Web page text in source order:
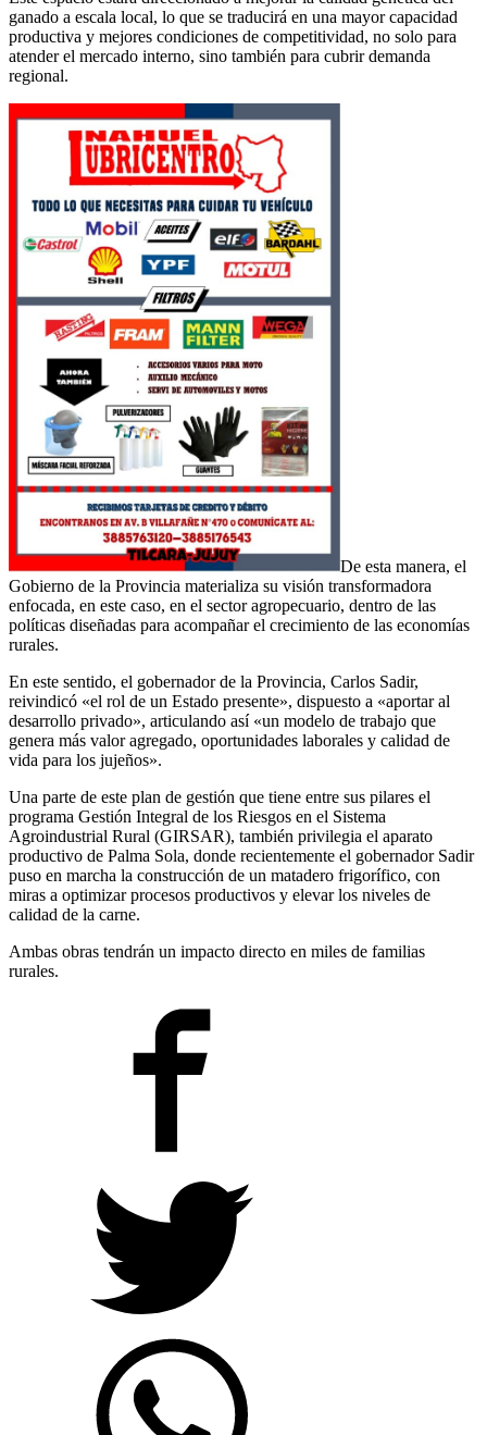
ganado a escala local, lo que se traducirá en una mayor capacidad
productiva y mejores condiciones de competitividad, no solo para
atender el mercado interno, sino también para cubrir demanda
regional.
De esta manera, el
Gobierno de la Provincia materializa su visión transformadora
enfocada, en este caso, en el sector agropecuario, dentro de las
políticas diseñadas para acompañar el crecimiento de las economías
rurales.
En este sentido, el gobernador de la Provincia, Carlos Sadir,
reivindicó «el rol de un Estado presente», dispuesto a «aportar al
desarrollo privado», articulando así «un modelo de trabajo que
genera más valor agregado, oportunidades laborales y calidad de
vida para los jujeños».
Una parte de este plan de gestión que tiene entre sus pilares el
programa Gestión Integral de los Riesgos en el Sistema
Agroindustrial Rural (GIRSAR), también privilegia el aparato
productivo de Palma Sola, donde recientemente el gobernador Sadir
puso en marcha la construcción de un matadero frigorífico, con
miras a optimizar procesos productivos y elevar los niveles de
calidad de la carne.
Ambas obras tendrán un impacto directo en miles de familias
rurales.